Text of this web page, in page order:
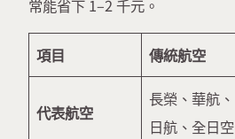
常能省下 1–2 千元。
項目 傳統航空
代表航空
長榮、華航、
日航、全日空